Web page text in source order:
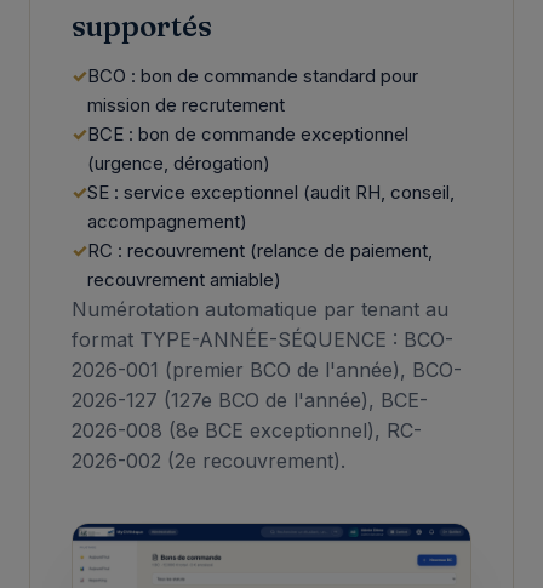
supportés
BCO : bon de commande standard pour
mission de recrutement
BCE : bon de commande exceptionnel
(urgence, dérogation)
SE : service exceptionnel (audit RH, conseil,
accompagnement)
RC : recouvrement (relance de paiement,
recouvrement amiable)
Numérotation automatique par tenant au
format TYPE-ANNÉE-SÉQUENCE : BCO-
2026-001 (premier BCO de l'année), BCO-
2026-127 (127e BCO de l'année), BCE-
2026-008 (8e BCE exceptionnel), RC-
2026-002 (2e recouvrement).